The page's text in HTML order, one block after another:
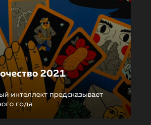
2021
интеллект предсказывает
года